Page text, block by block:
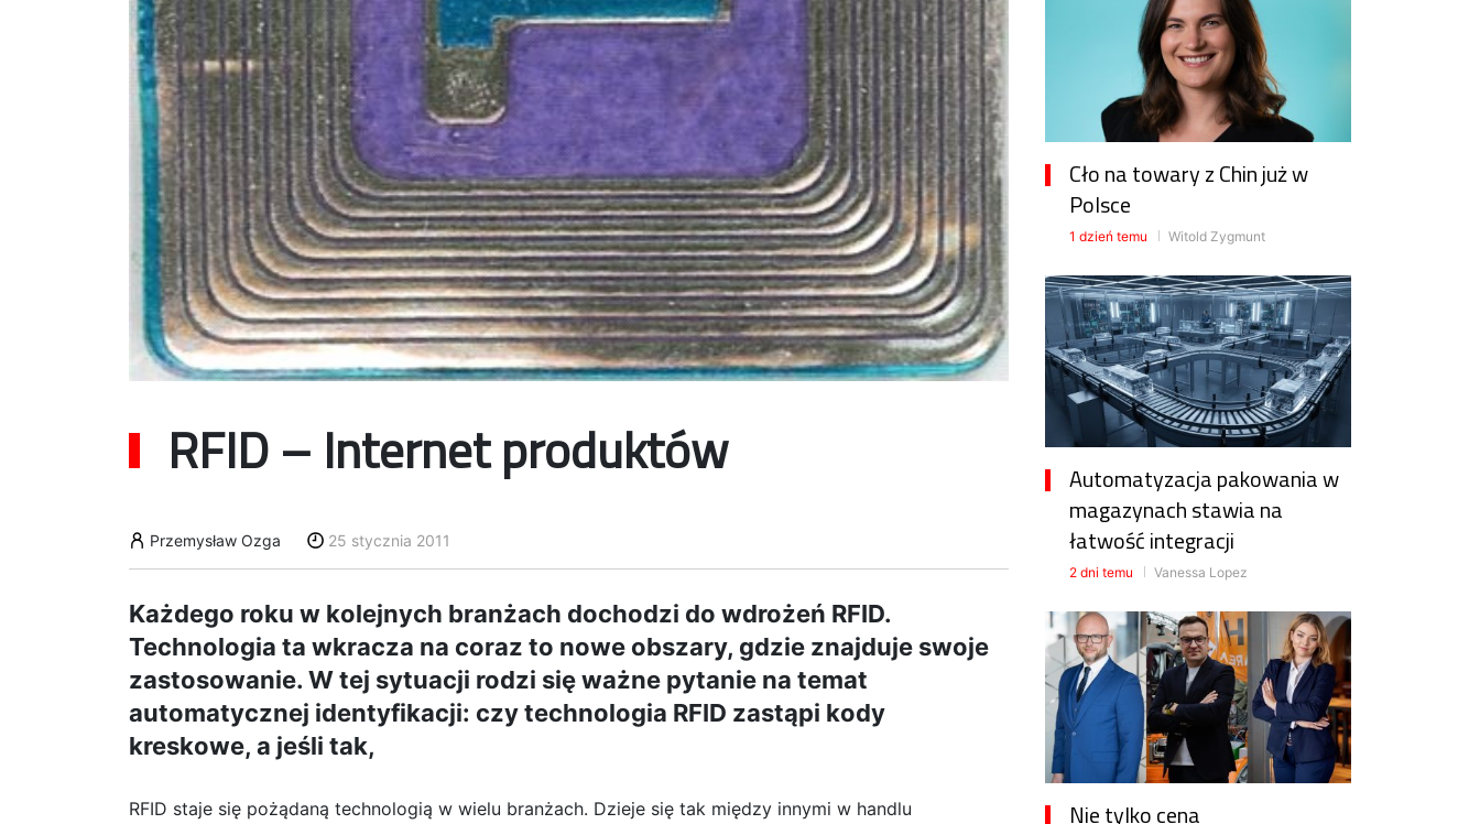
RFID – Internet produktów
Przemysław Ozga 25 stycznia 2011
Każdego roku w kolejnych branżach dochodzi do wdrożeń RFID.
Technologia ta wkracza na coraz to nowe obszary, gdzie znajduje swoje
zastosowanie. W tej sytuacji rodzi się ważne pytanie na temat
automatycznej identyfikacji: czy technologia RFID zastąpi kody
kreskowe, a jeśli tak,
RFID staje się pożądaną technologią w wielu branżach. Dzieje się tak między innymi w handlu
Cło na towary z Chin już w
Polsce
1 dzień temu Witold Zygmunt
Automatyzacja pakowania w
magazynach stawia na
łatwość integracji
2 dni temu Vanessa Lopez
Nie tylko cena